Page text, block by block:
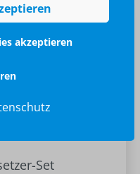
Set
akzeptieren